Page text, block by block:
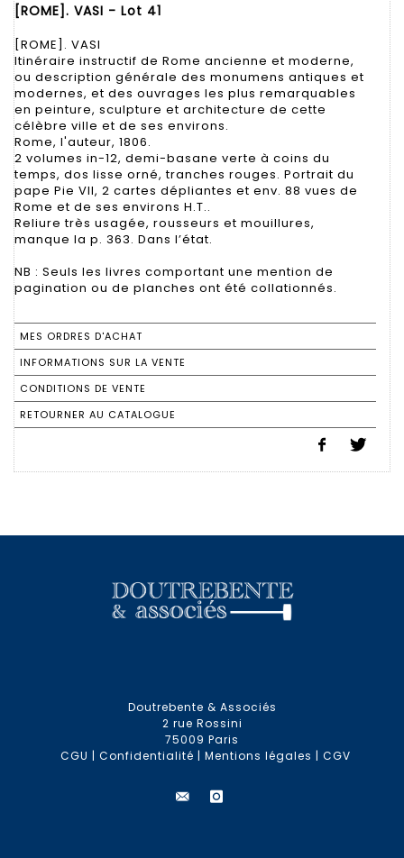
[ROME]. VASI - Lot 41
[ROME]. VASI
Itinéraire instructif de Rome ancienne et moderne,
ou description générale des monumens antiques et
modernes, et des ouvrages les plus remarquables
en peinture, sculpture et architecture de cette
célèbre ville et de ses environs.
Rome, l'auteur, 1806.
2 volumes in-12, demi-basane verte à coins du
temps, dos lisse orné, tranches rouges. Portrait du
pape Pie VII, 2 cartes dépliantes et env. 88 vues de
Rome et de ses environs H.T..
Reliure très usagée, rousseurs et mouillures,
manque la p. 363. Dans l’état.
NB : Seuls les livres comportant une mention de
pagination ou de planches ont été collationnés.
MES ORDRES D'ACHAT
INFORMATIONS SUR LA VENTE
CONDITIONS DE VENTE
RETOURNER AU CATALOGUE
Doutrebente & Associés
2 rue Rossini
75009 Paris
CGU | Confidentialité | Mentions légales | CGV